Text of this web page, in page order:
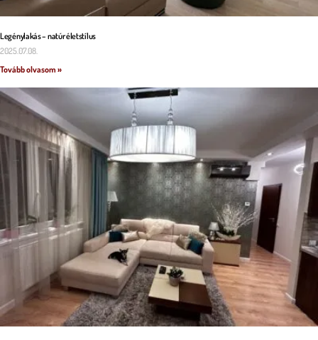
Legénylakás – natúr életstílus
2025.07.08.
Tovább olvasom »